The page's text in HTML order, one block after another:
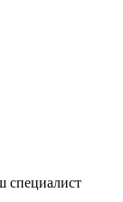
специалист